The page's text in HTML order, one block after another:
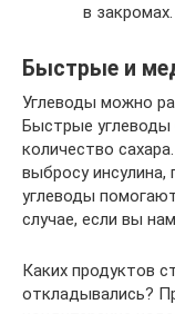
в закромах.
Быстрые и
Углеводы можно
Быстрые
количество
выбросу
углеводы
случае, если вы
Каких продуктов
откладывались?